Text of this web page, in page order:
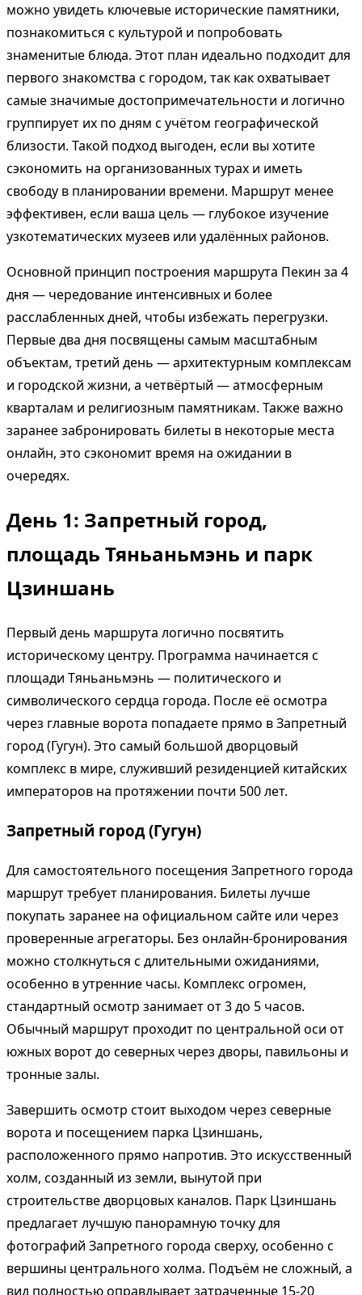
можно увидеть ключевые исторические памятники,
познакомиться с культурой и попробовать
знаменитые блюда. Этот план идеально подходит для
первого знакомства с городом, так как охватывает
самые значимые достопримечательности и логично
группирует их по дням с учётом географической
близости. Такой подход выгоден, если вы хотите
сэкономить на организованных турах и иметь
свободу в планировании времени. Маршрут менее
эффективен, если ваша цель — глубокое изучение
узкотематических музеев или удалённых районов.
Основной принцип построения маршрута Пекин за 4
дня — чередование интенсивных и более
расслабленных дней, чтобы избежать перегрузки.
Первые два дня посвящены самым масштабным
объектам, третий день — архитектурным комплексам
и городской жизни, а четвёртый — атмосферным
кварталам и религиозным памятникам. Также важно
заранее забронировать билеты в некоторые места
онлайн, это сэкономит время на ожидании в
очередях.
День 1: Запретный город,
площадь Тяньаньмэнь и парк
Цзиншань
Первый день маршрута логично посвятить
историческому центру. Программа начинается с
площади Тяньаньмэнь — политического и
символического сердца города. После её осмотра
через главные ворота попадаете прямо в Запретный
город (Гугун). Это самый большой дворцовый
комплекс в мире, служивший резиденцией китайских
императоров на протяжении почти 500 лет.
Запретный город (Гугун)
Для самостоятельного посещения Запретного города
маршрут требует планирования. Билеты лучше
покупать заранее на официальном сайте или через
проверенные агрегаторы. Без онлайн-бронирования
можно столкнуться с длительными ожиданиями,
особенно в утренние часы. Комплекс огромен,
стандартный осмотр занимает от 3 до 5 часов.
Обычный маршрут проходит по центральной оси от
южных ворот до северных через дворы, павильоны и
тронные залы.
Завершить осмотр стоит выходом через северные
ворота и посещением парка Цзиншань,
расположенного прямо напротив. Это искусственный
холм, созданный из земли, вынутой при
строительстве дворцовых каналов. Парк Цзиншань
предлагает лучшую панорамную точку для
фотографий Запретного города сверху, особенно с
вершины центрального холма. Подъём не сложный, а
вид полностью оправдывает затраченные 15-20